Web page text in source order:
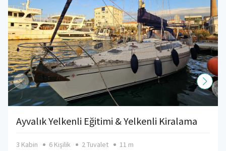
Ayvalık Yelkenli Eğitimi & Yelkenli Kiralama
3 Kabin 6 Kişilik 2 Tuvalet 11 m